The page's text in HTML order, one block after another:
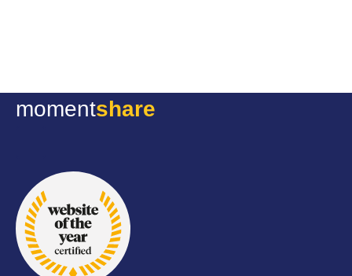
momentshare